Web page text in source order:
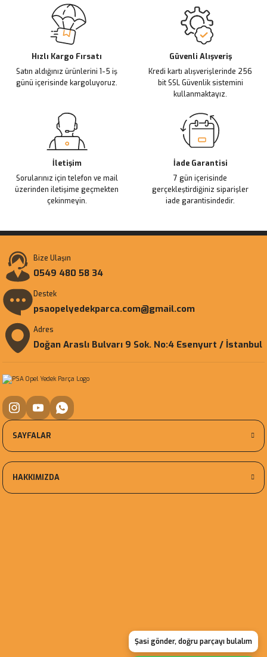
Hızlı Kargo Fırsatı
Satın aldığınız ürünlerini 1-5 iş
günü içerisinde kargoluyoruz.
Güvenli Alışveriş
Kredi kartı alışverişlerinde 256
bit SSL Güvenlik sistemini
kullanmaktayız.
İletişim
Sorularınız için telefon ve mail
üzerinden iletişime geçmekten
çekinmeyin.
İade Garantisi
7 gün içerisinde
gerçekleştirdiğiniz siparişler
iade garantisindedir.
Bize Ulaşın
0549 480 58 34
Destek
psaopelyedekparca.com@gmail.com
Adres
Doğan Araslı Bulvarı 9 Sok. No:4 Esenyurt / İstanbul
Şasi gönder, doğru parçayı bulalım
SAYFALAR
HAKKIMIZDA